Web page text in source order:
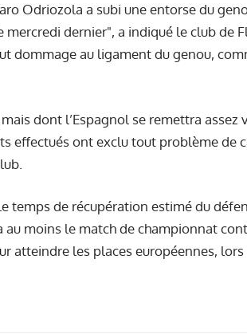
Odriozola a subi une entorse du
dernier", a indiqué le club de
dommage au ligament du genou,
dont l’Espagnol se remettra
effectués ont exclu tout problème de
temps de récupération estimé du
au moins le match de championnat
atteindre les places européennes,